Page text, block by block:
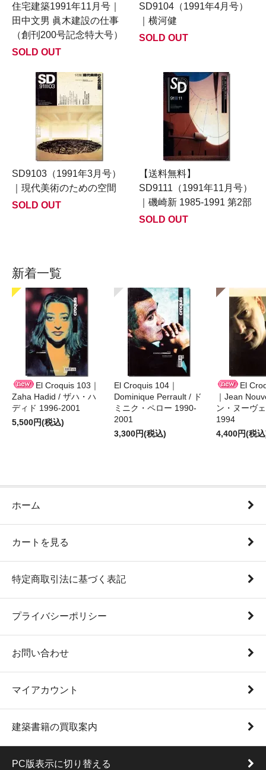
住宅建築1991年11月号｜
田中文男 眞木建設の仕事
（創刊200号記念特大号）
SOLD OUT
SD9104（1991年4月号）
｜横河健
SOLD OUT
SD9103（1991年3月号）
｜現代美術のための空間
SOLD OUT
【送料無料】
SD9111（1991年11月号）
｜磯崎新 1985-1991 第2部
SOLD OUT
新着一覧
El Croquis 103｜
Zaha Hadid / ザハ・ハ
ディド 1996-2001
5,500円(税込)
El Croquis 104｜
Dominique Perrault / ド
ミニク・ペロー 1990-
2001
3,300円(税込)
El
｜Jean
ン・ヌーヴ
1994
4,400円(税
ホーム
カートを見る
特定商取引法に基づく表記
プライバシーポリシー
お問い合わせ
マイアカウント
建築書籍の買取案内
PC版表示に切り替える